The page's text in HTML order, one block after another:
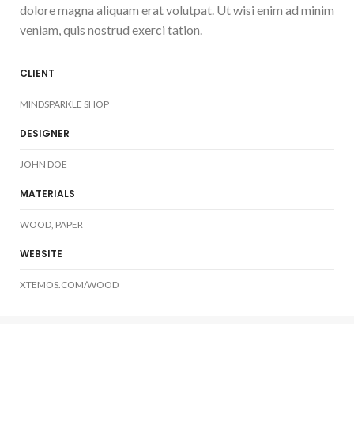
dolore magna aliquam erat volutpat. Ut wisi enim ad minim
veniam, quis nostrud exerci tation.
CLIENT
MINDSPARKLE SHOP
DESIGNER
JOHN DOE
MATERIALS
WOOD, PAPER
WEBSITE
XTEMOS.COM/WOOD